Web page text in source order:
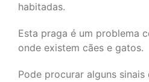
habitadas.
Esta praga é um problema
onde existem cães e gatos.
Pode procurar alguns